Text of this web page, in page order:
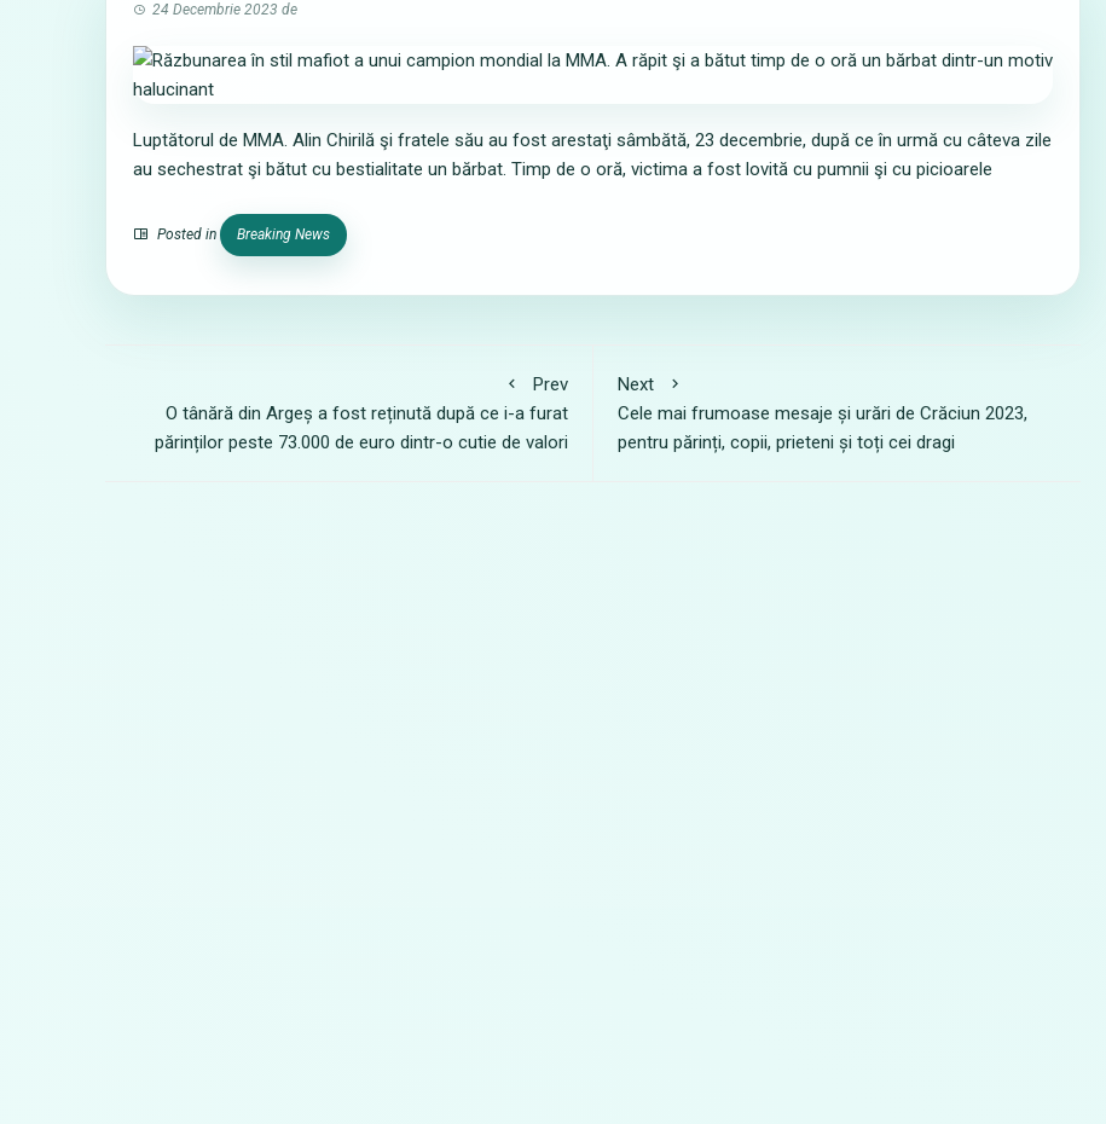
24 Decembrie 2023 de
Luptătorul de MMA. Alin Chirilă şi fratele său au fost arestaţi sâmbătă, 23 decembrie, după ce în urmă cu câteva zile
au sechestrat şi bătut cu bestialitate un bărbat. Timp de o oră, victima a fost lovită cu pumnii şi cu picioarele
Posted in Breaking News
Prev
O tânără din Argeș a fost reținută după ce i-a furat
părinților peste 73.000 de euro dintr-o cutie de valori
Next
Cele mai frumoase mesaje și urări de Crăciun 2023,
pentru părinți, copii, prieteni și toți cei dragi